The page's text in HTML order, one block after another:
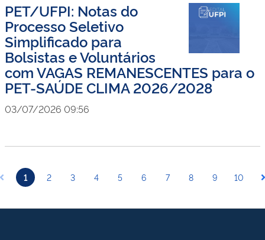
PET/UFPI: Notas do
Processo Seletivo
Simplificado para
Bolsistas e Voluntários
com VAGAS REMANESCENTES para o
PET-SAÚDE CLIMA 2026/2028
03/07/2026 09:56
1 2 3 4 5 6 7 8 9 10